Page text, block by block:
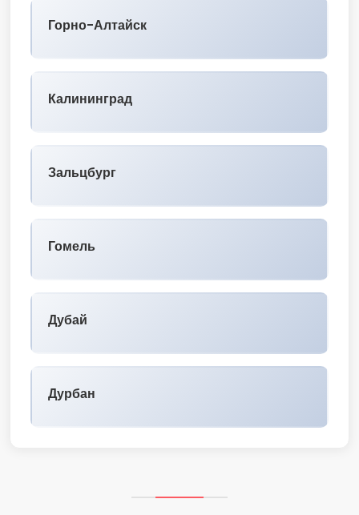
Горно-Алтайск
Калининград
Зальцбург
Гомель
Дубай
Дурбан